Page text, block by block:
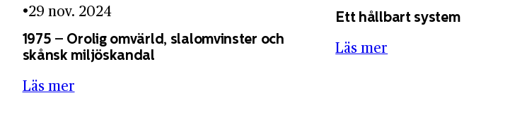
29 nov. 2024
1975 – Orolig omvärld, slalom­vinster och
skånsk miljö­skandal
Läs mer
Ett hållbart system
Läs mer